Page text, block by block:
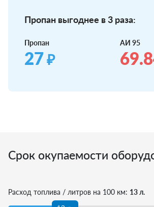
Пропан выгоднее в 3 раза:
Пропан
27₽
АИ 95
Срок окупаемости
Расход топлива / литров на 100 км: 13 л.